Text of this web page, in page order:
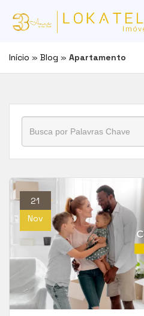
Início » Blog » Apartamento
21
Nov